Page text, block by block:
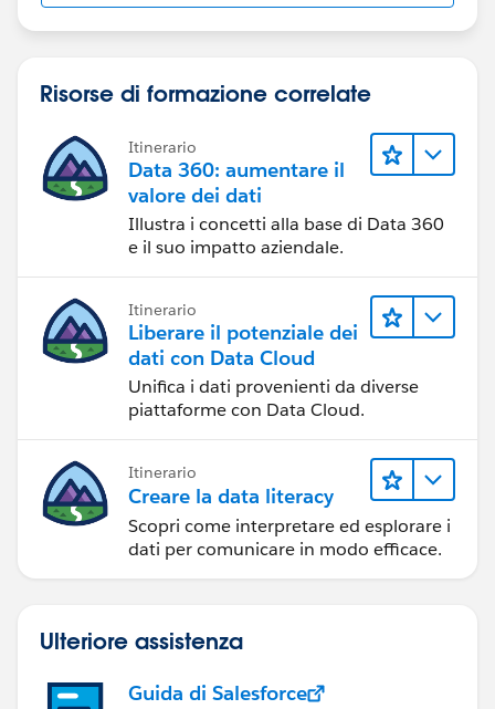
Risorse di formazione correlate
Itinerario
Data 360: aumentare il
valore dei dati
Illustra i concetti alla base di Data 360
e il suo impatto aziendale.
Itinerario
Liberare il potenziale dei
dati con Data Cloud
Unifica i dati provenienti da diverse
piattaforme con Data Cloud.
Itinerario
Creare la data literacy
Scopri come interpretare ed esplorare i
dati per comunicare in modo efficace.
Ulteriore assistenza
Guida di Salesforce